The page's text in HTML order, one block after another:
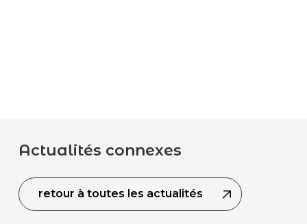
Actualités connexes
retour à toutes les actualités